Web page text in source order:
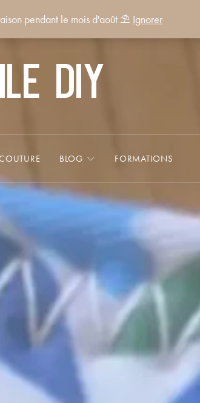
DIY
BLOG FORMATIONS
pendant le mois d'août ⛱️ Ignorer